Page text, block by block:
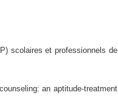
scolaires et professionnels de
an aptitude-treatment